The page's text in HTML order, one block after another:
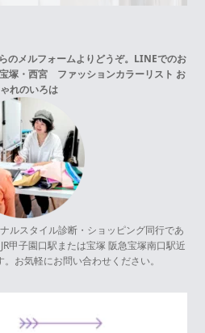
のメルフォームよりどうぞ。LINEでのお
塚・西宮 ファッションカラーリスト お
れのいろは
ルスタイル診断・ショッピング同行であ
甲子園口駅または宝塚 阪急宝塚南口駅近
お気軽にお問い合わせください。